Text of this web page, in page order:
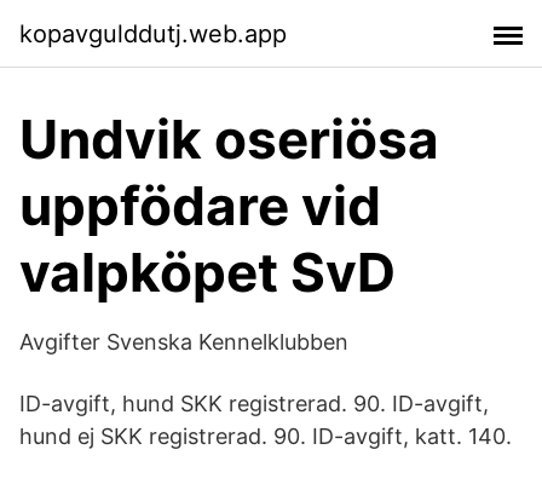
kopavgulddutj.web.app
Undvik oseriösa
uppfödare vid
valpköpet SvD
Avgifter Svenska Kennelklubben
ID-avgift, hund SKK registrerad. 90. ID-avgift,
hund ej SKK registrerad. 90. ID-avgift, katt. 140.